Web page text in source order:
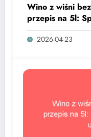
Wino z wiśni
przepis na 5l:
sekret udanego
2026-04-23